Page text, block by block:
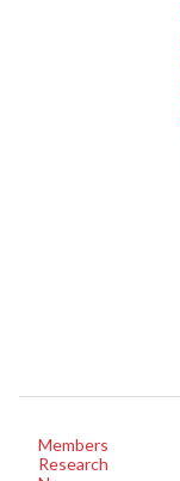
Members
Research